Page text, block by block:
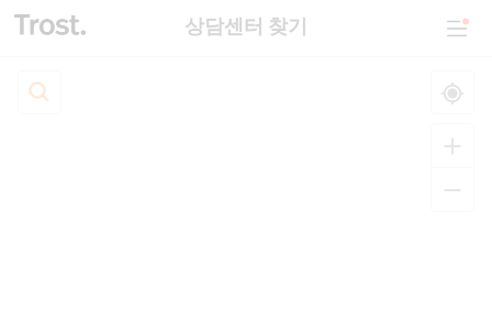
상담센터 찾기